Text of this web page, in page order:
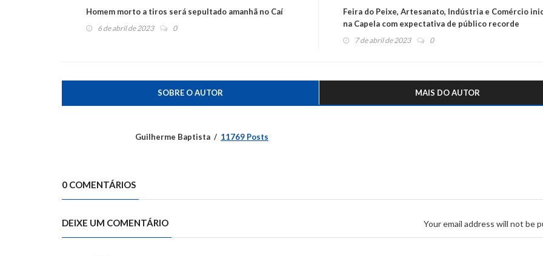
Homem morto a tiros será sepultado amanhã no Caí
6 de abril de 2023 0
Feira do Peixe, Artesanato, Indústria e Comércio
na Capela com expectativa de público recorde
7 de abril de 2023 0
SOBRE O AUTOR MAIS DO AUTOR
Guilherme Baptista 11769 Posts
0 COMENTÁRIOS
DEIXE UM COMENTÁRIO Your email address will not be